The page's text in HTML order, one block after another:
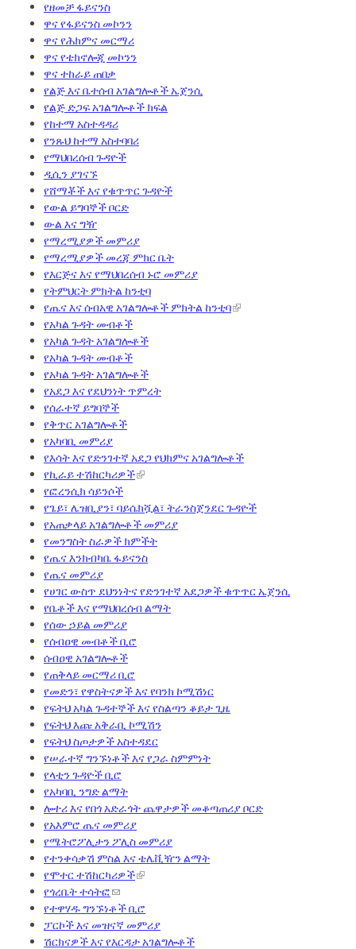
የዘመቻ ፋይናንስ
ዋና የፋይናንስ መኮንን
ዋና የሕክምና መርማሪ
ዋና የቴክኖሎጂ መኮንን
ዋና ተከራይ ጠበቃ
የልጅ እና ቤተሰብ አገልግሎቶች ኤጀንሲ
የልጅ ድጋፍ አገልግሎቶች ክፍል
የከተማ አስተዳዳሪ
የንጹህ ከተማ አስተባባሪ
የማህበረሰብ ጉዳዮች
ዲሲን ያገናኙ
የሸማቾች እና የቁጥጥር ጉዳዮች
የውል ይግባኞች ቦርድ
ውል እና ግዥ
የማረሚያዎች መምሪያ
የማረሚያዎች መረጃ ምክር ቤት
የእርጅና እና የማህበረሰብ ኑሮ መምሪያ
የትምህርት ምክትል ከንቲባ
የጤና እና ሰብአዊ አገልግሎቶች ምክትል ከንቲባ
የአካል ጉዳት መብቶች
የአካል ጉዳት አገልግሎቶች
የአካል ጉዳት መብቶች
የአካል ጉዳት አገልግሎቶች
የአደጋ እና የደህንነት ጥምረት
የሰራተኛ ይግባኞች
የቅጥር አገልግሎቶች
የአካባቢ መምሪያ
የእሳት እና የድንገተኛ አደጋ የህክምና አገልግሎቶች
የኪራይ ተሽከርካሪዎች
የፎረንሲክ ሳይንሶች
የጌይ፣ ሌዝቢያን፣ ባይሴክሿል፣ ትራንስጀንደር ጉዳዮች
የአጠቃላይ አገልግሎቶች መምሪያ
የመንግስት ስራዎች ክምችት
የጤና እንክብካቤ ፋይናንስ
የጤና መምሪያ
የሀገር ውስጥ ደህንነትና የድንገተኛ አደጋዎች ቁጥጥር ኤጀንሲ
የቤቶች እና የማህበረሰብ ልማት
የሰው ኃይል መምሪያ
የሰብዐዊ መብቶች ቢሮ
ሰብዐዊ አገልግሎቶች
የጠቅላይ መርማሪ ቢሮ
የመድን፣ የዋስትናዎች እና የባንክ ኮሚሽነር
የፍትህ አካል ጉዳተኞች እና የስልጣን ቆይታ ጊዜ
የፍትህ እጩ አቅራቢ ኮሚሽን
የፍትህ ስጦታዎች አስተዳደር
የሠራተኛ ግንኙነቶች እና የጋራ ስምምነት
የላቲን ጉዳዮች ቢሮ
የአካባቢ ንግድ ልማት
ሎተሪ እና የበጎ አድራጎት ጨዋታዎች መቆጣጠሪያ ቦርድ
የአእምሮ ጤና መምሪያ
የሜትሮፖሊታን ፖሊስ መምሪያ
የተንቀሳቃሽ ምስል እና ቴሌቪዥን ልማት
የሞተር ተሽከርካሪዎች
የጎረቤት ተሳትፎ
የተዋሃዱ ግንኙነቶች ቢሮ
ፓርኮች እና መዝናኛ መምሪያ
ሽርክናዎች እና የእርዳታ አገልግሎቶች